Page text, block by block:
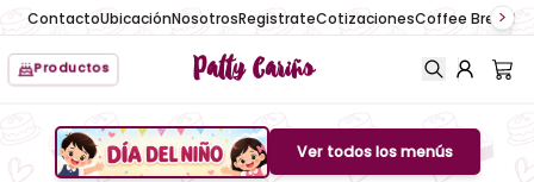
ContactoUbicaciónNosotrosRegistrateCotizacionesCoffee Break
Productos Patty Cariño
Boton de menu
Ver todos los menús